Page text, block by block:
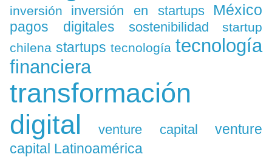
inversión inversión en startups México
pagos digitales sostenibilidad
startup
chilena startups tecnología tecnología
financiera
transformación
digital
venture capital
venture
capital Latinoamérica